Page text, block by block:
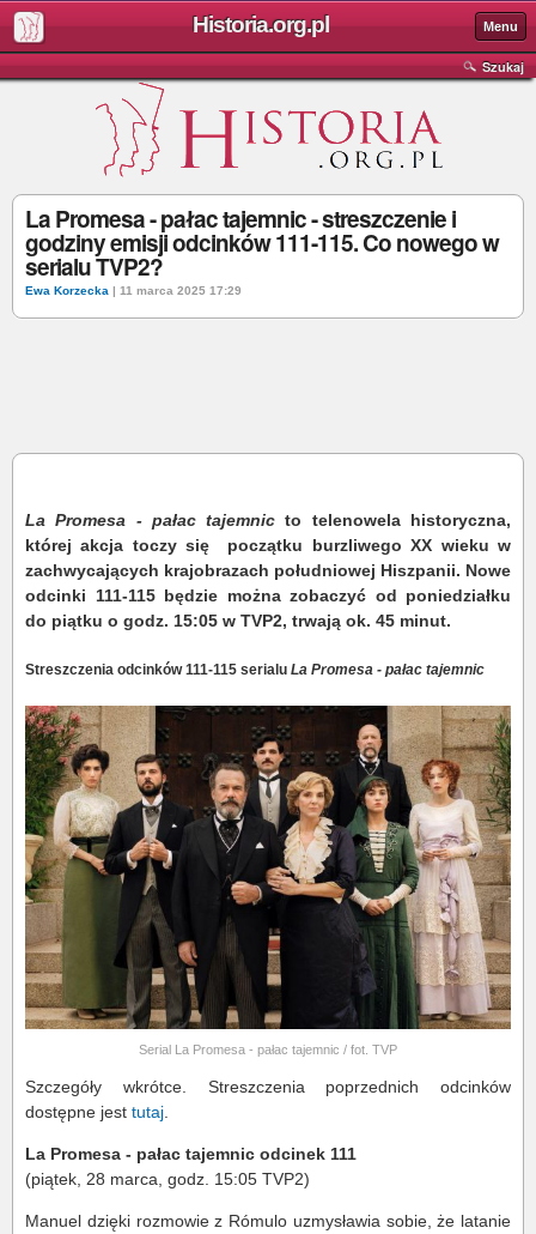
Historia.org.pl Menu
Szukaj
La Promesa - pałac tajemnic - streszczenie i
godziny emisji odcinków 111-115. Co nowego w
serialu TVP2?
Ewa Korzecka | 11 marca 2025 17:29
La Promesa - pałac tajemnic to telenowela historyczna,
której akcja toczy się początku burzliwego XX wieku w
zachwycających krajobrazach południowej Hiszpanii. Nowe
odcinki 111-115 będzie można zobaczyć od poniedziałku
do piątku o godz. 15:05 w TVP2, trwają ok. 45 minut.
Streszczenia odcinków 111-115 serialu La Promesa - pałac tajemnic
Serial La Promesa - pałac tajemnic / fot. TVP
Szczegóły wkrótce. Streszczenia poprzednich odcinków
dostępne jest tutaj.
La Promesa - pałac tajemnic odcinek 111
(piątek, 28 marca, godz. 15:05 TVP2)
Manuel dzięki rozmowie z Rómulo uzmysławia sobie, że latanie